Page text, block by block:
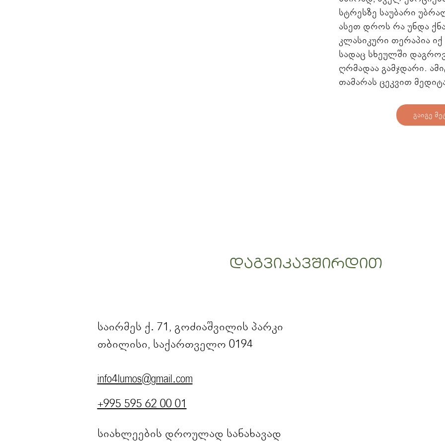
გაიგე
სტრესზე საუბარი
ასეთ დროს რა უნდა
კლასიკური თერაპია იქ
სადაც სხეულში
ღრმადაა გამჯდარი.
თამარას ცეკვით
დაგვიკავშირდით
საირმეს ქ. 71, გოძიაშვილის პარკი
თბილისი, საქართველო 0194
info4lumos@gmail.com
+995 595 62 00 01
სიახლეების დროულად სანახავად